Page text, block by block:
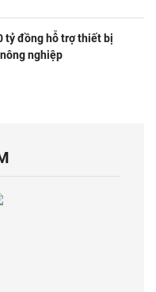
tỷ đồng hỗ trợ thiết bị
nghiệp